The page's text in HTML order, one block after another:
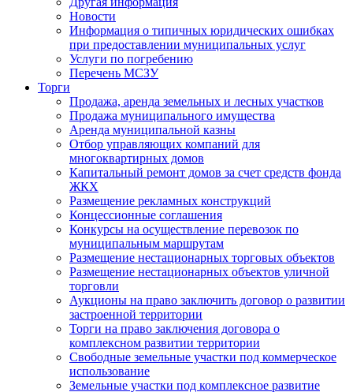
Новости
Информация о типичных юридических ошибках
при предоставлении муниципальных услуг
Услуги по погребению
Перечень МСЗУ
Торги
Продажа, аренда земельных и лесных участков
Продажа муниципального имущества
Аренда муниципальной казны
Отбор управляющих компаний для
многоквартирных домов
Капитальный ремонт домов за счет средств фонда
ЖКХ
Размещение рекламных конструкций
Концессионные соглашения
Конкурсы на осуществление перевозок по
муниципальным маршрутам
Размещение нестационарных торговых объектов
Размещение нестационарных объектов уличной
торговли
Аукционы на право заключить договор о развитии
застроенной территории
Торги на право заключения договора о
комплексном развитии территории
Свободные земельные участки под коммерческое
использование
Земельные участки под комплексное развитие